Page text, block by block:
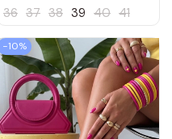
36 37 38 39 40 41
−10%